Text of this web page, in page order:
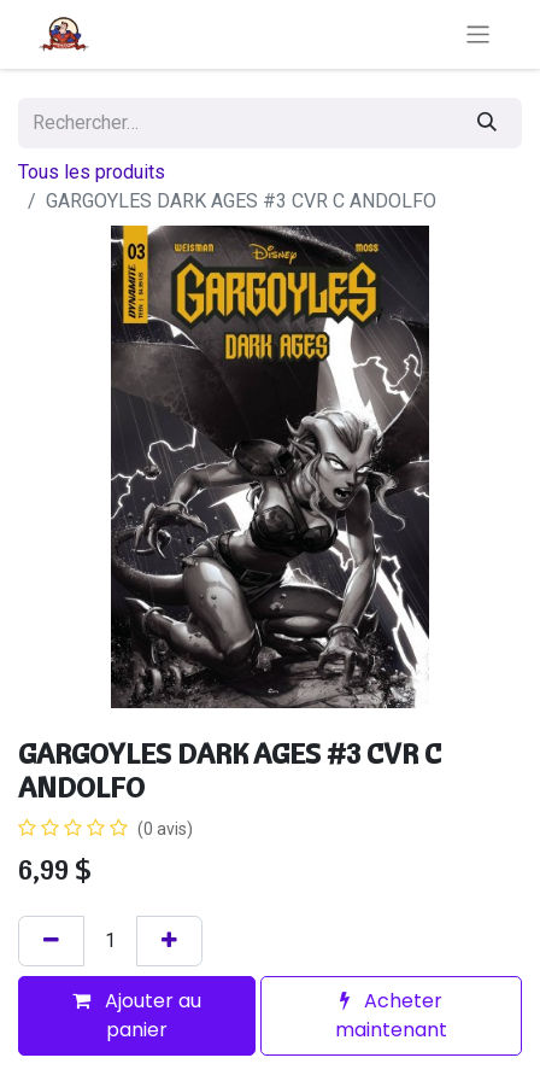
Tous les produits
GARGOYLES DARK AGES #3 CVR C ANDOLFO
GARGOYLES DARK AGES #3 CVR C
ANDOLFO
(0 avis)
6,99 $
Ajouter au
panier
Acheter
maintenant